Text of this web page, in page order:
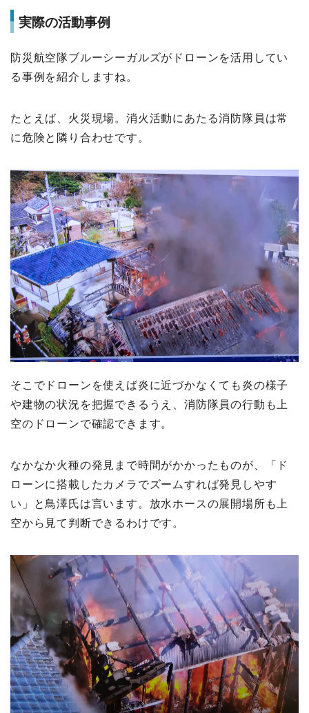
実際の活動事例
防災航空隊ブルーシーガルズがドローンを活用してい
る事例を紹介しますね。
たとえば、火災現場。消火活動にあたる消防隊員は常
に危険と隣り合わせです。
そこでドローンを使えば炎に近づかなくても炎の様子
や建物の状況を把握できるうえ、消防隊員の行動も上
空のドローンで確認できます。
なかなか火種の発見まで時間がかかったものが、「ド
ローンに搭載したカメラでズームすれば発見しやす
い」と鳥澤氏は言います。放水ホースの展開場所も上
空から見て判断できるわけです。